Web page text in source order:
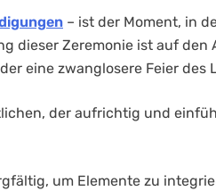
– ist der Moment, in
dieser Zeremonie ist auf den
eine zwanglosere Feier des
der aufrichtig und
um Elemente zu